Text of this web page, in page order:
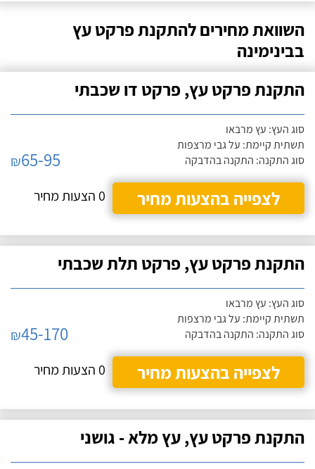
השוואת מחירים להתקנת פרקט עץ
בבינימינה
התקנת פרקט עץ, פרקט דו שכבתי
סוג העץ: עץ מרבאו
תשתית קיימת: על גבי מרצפות
סוג התקנה: התקנה בהדבקה
₪65-95
לצפייה בהצעות מחיר
0 הצעות מחיר
התקנת פרקט עץ, פרקט תלת שכבתי
סוג העץ: עץ מרבאו
תשתית קיימת: על גבי מרצפות
סוג התקנה: התקנה בהדבקה
₪45-170
לצפייה בהצעות מחיר
0 הצעות מחיר
התקנת פרקט עץ, עץ מלא - גושני